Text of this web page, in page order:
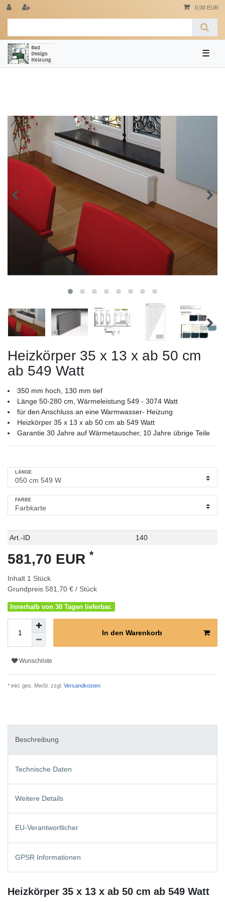
0,00 EUR
☰
Heizkörper 35 x 13 x ab 50 cm
ab 549 Watt
350 mm hoch, 130 mm tief
Länge 50-280 cm, Wärmeleistung 549 - 3074 Watt
für den Anschluss an eine Warmwasser- Heizung
Heizkörper 35 x 13 x ab 50 cm ab 549 Watt
Garantie 30 Jahre auf Wärmetauscher, 10 Jahre übrige Teile
LÄNGE
FARBE
Technisches
Wert
Art.-ID 140
581,70 EUR *
Inhalt 1 Stück
Grundpreis 581,70 € / Stück
Innerhalb von 30 Tagen lieferbar.
In den Warenkorb
Wunschliste
* inkl. ges. MwSt. zzgl. Versandkosten
Beschreibung
Technische Daten
Weitere Details
EU-Verantwortlicher
GPSR Informationen
Heizkörper 35 x 13 x ab 50 cm ab 549 Watt